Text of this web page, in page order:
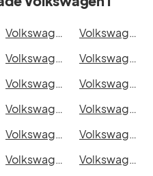
Volkswagen Transporter Chassi Cab i Helsingborg
Volkswagen Transporter Chassi Cab i Jönköping
Volkswagen Transporter Chassi Cab i Norrköping
Volkswagen Transporter Chassi Cab i Linköping
Volkswagen Transporter Chassi Cab i Halmstad
Volkswagen Transporter Chassi Cab i Växjö
Volkswagen Transporter Chassi Cab i Karlskrona
Volkswagen Transporter Chassi Cab i Karlstad
Volkswagen Transporter Chassi Cab i Umeå
Volkswagen Transporter Chassi Cab i Varberg
Volkswagen Transporter Chassi Cab i Gävle
Volkswagen Transporter Chassi Cab i Luleå